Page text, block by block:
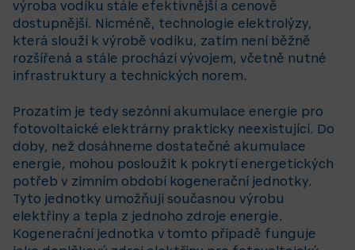
výroba vodíku stále efektivnější a cenově
dostupnější. Nicméně, technologie elektrolýzy,
která slouží k výrobě vodíku, zatím není běžně
rozšířená a stále prochází vývojem, včetně nutné
infrastruktury a technických norem.
Prozatím je tedy sezónní akumulace energie pro
fotovoltaické elektrárny prakticky neexistující. Do
doby, než dosáhneme dostatečné akumulace
energie, mohou posloužit k pokrytí energetických
potřeb v zimním období kogenerační jednotky.
Tyto jednotky umožňují současnou výrobu
elektřiny a tepla z jednoho zdroje energie.
Kogenerační jednotka v tomto případě funguje